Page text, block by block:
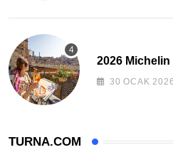
2026 Michelin
30 OCAK 2026
TURNA.COM